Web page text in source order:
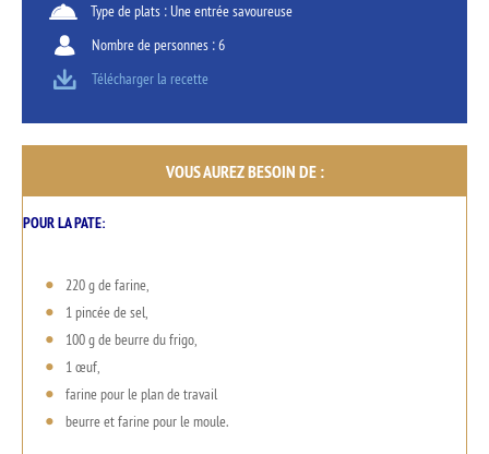
Type de plats : Une entrée savoureuse
Nombre de personnes : 6
Télécharger la recette
VOUS AUREZ BESOIN DE :
POUR LA PATE:
220 g de farine,
1 pincée de sel,
100 g de beurre du frigo,
1 œuf,
farine pour le plan de travail
beurre et farine pour le moule.